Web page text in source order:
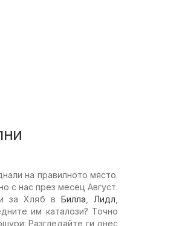
на правилното място.
с нас през месец Август.
за Хляб в Билла Лидл
им каталози? Точно
Разгледайте ги днес